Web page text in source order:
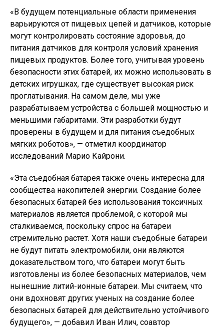
«В будущем потенциальные области применения
варьируются от пищевых цепей и датчиков, которые
могут контролировать состояние здоровья, до
питания датчиков для контроля условий хранения
пищевых продуктов. Более того, учитывая уровень
безопасности этих батарей, их можно использовать в
детских игрушках, где существует высокая риск
проглатывания. На самом деле, мы уже
разрабатываем устройства с большей мощностью и
меньшими габаритами. Эти разработки будут
проверены в будущем и для питания съедобных
мягких роботов», — отметил координатор
исследований Марио Кайрони.
«Эта съедобная батарея также очень интересна для
сообщества накопителей энергии. Создание более
безопасных батарей без использования токсичных
материалов является проблемой, с которой мы
сталкиваемся, поскольку спрос на батареи
стремительно растет. Хотя наши съедобные батареи
не будут питать электромобили, они являются
доказательством того, что батареи могут быть
изготовлены из более безопасных материалов, чем
нынешние литий-ионные батареи. Мы считаем, что
они вдохновят других ученых на создание более
безопасных батарей для действительно устойчивого
будущего», — добавил Иван Илич, соавтор